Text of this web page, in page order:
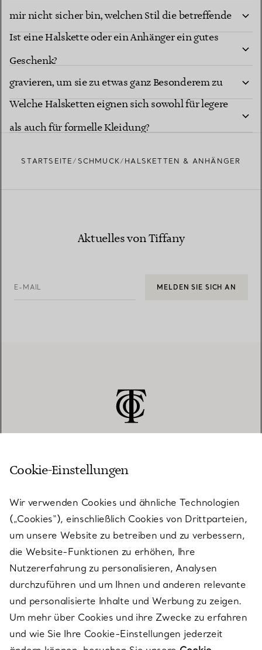
mir nicht sicher bin, welchen Stil die betreffende
Person bevorzugt?
Ist eine Halskette oder ein Anhänger ein gutes
Geschenk?
Kann ich eine Halskette personalisieren oder
gravieren, um sie zu etwas ganz Besonderem zu
machen?
Welche Halsketten eignen sich sowohl für legere
als auch für formelle Kleidung?
STARTSEITE SCHMUCK HALSKETTEN & ANHÄNGER
Aktuelles von Tiffany
E-MAIL MELDEN SIE SICH AN
KUNDENSERVICE
SERVICES
ÜBER TIFFANY & CO.
RECHTLICHE HINWEISE
Cookie-Einstellungen
Wir verwenden Cookies und ähnliche Technologien
(„Cookies“), einschließlich Cookies von Drittparteien,
um unsere Website zu betreiben und zu verbessern,
die Website-Funktionen zu erhöhen, Ihre
Nutzererfahrung zu personalisieren, Analysen
durchzuführen und um Ihnen und anderen relevante
und personalisierte Inhalte und Werbung zu zeigen.
Um mehr über Cookies und ihre Zwecke zu erfahren
und wie Sie Ihre Cookie-Einstellungen jederzeit